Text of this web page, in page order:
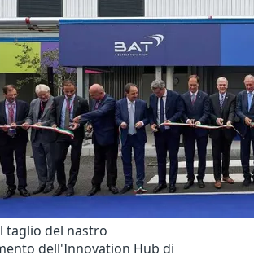
taglio del nastro
dell'Innovation Hub di